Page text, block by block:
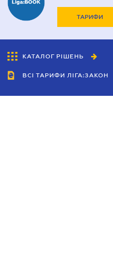
ТАРИФИ
КАТАЛОГ РІШЕНЬ
ВСІ ТАРИФИ ЛІГА:ЗАКОН